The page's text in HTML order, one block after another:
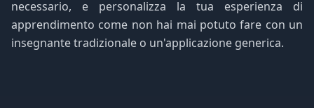
necessario, e personalizza la tua esperienza di
apprendimento come non hai mai potuto fare con un
insegnante tradizionale o un'applicazione generica.